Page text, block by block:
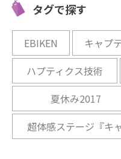
知ることが
タグで探す
EBIKEN キャプ
ハプティクス技術
夏休み2017
超体感ステージ『キ